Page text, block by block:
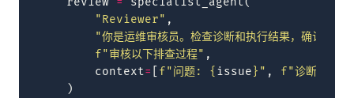
"Reviewer" ,
"你是运维审核员。检查诊断和执行结果，确认根因
f"审核以下排查过程" ,
context= f"问题: { issue} " , f"诊断:
)